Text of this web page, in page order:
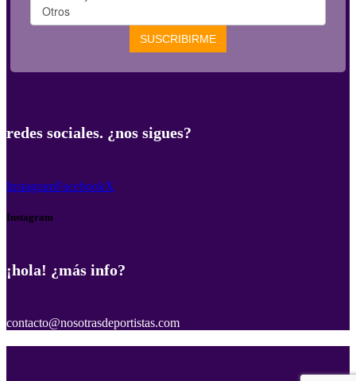
redes sociales. ¿nos sigues?
InstagramFacebookX
Instagram
¡hola! ¿más info?
contacto@nosotrasdeportistas.com